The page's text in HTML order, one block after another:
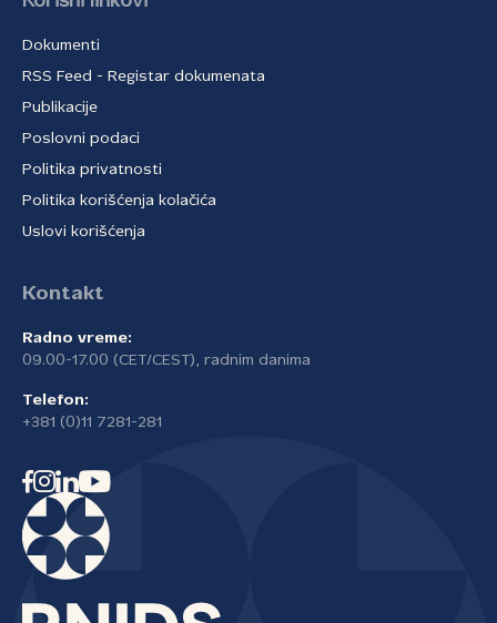
Dokumenti
RSS Feed - Registar dokumenata
Publikacije
Poslovni podaci
Politika privatnosti
Politika korišćenja kolačića
Uslovi korišćenja
Kontakt
Radno vreme:
09.00-17.00 (CET/CEST), radnim danima
Telefon:
+381 (0)11 7281-281